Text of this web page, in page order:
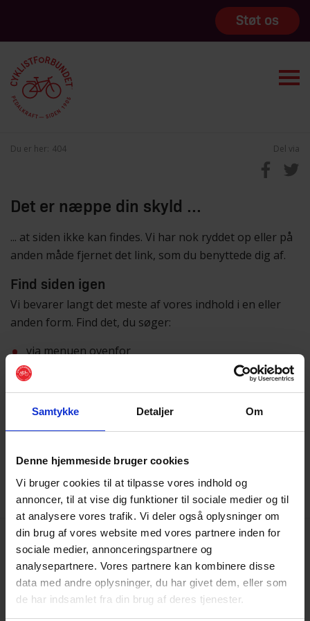
Samtykke Detaljer Om
Denne hjemmeside bruger cookies
Vi bruger cookies til at tilpasse vores indhold og
annoncer, til at vise dig funktioner til sociale medier og til
at analysere vores trafik. Vi deler også oplysninger om
din brug af vores website med vores partnere inden for
sociale medier, annonceringspartnere og
analysepartnere. Vores partnere kan kombinere disse
data med andre oplysninger, du har givet dem, eller som
de har indsamlet fra din brug af deres tjenester.
Støt os
Du er her: 404 Del via
Det er næppe din skyld ...
... at siden ikke kan findes. Vi har nok ryddet op eller på
anden måde fjernet det link, som du benyttede dig af.
Find siden igen
Vi bevarer langt det meste af vores indhold i en eller
anden form. Find det, du søger:
via menuen ovenfor
eller ved hjælp af
Vi beklager besværet
sende os en mail påpost@cyklistforbundet.dk